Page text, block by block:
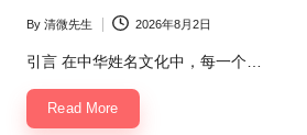
历
查
询
_2ebc.com
Posted
by
By 清微先生 2026年8月2日
引言 在中华姓名文化中，每一个…
Read More